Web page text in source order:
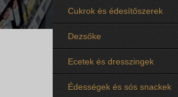
Cukrok és édesítőszerek
Dezsőke
Ecetek és dresszingek
Édességek és sós snackek